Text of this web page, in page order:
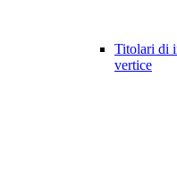
Titolari di
vertice